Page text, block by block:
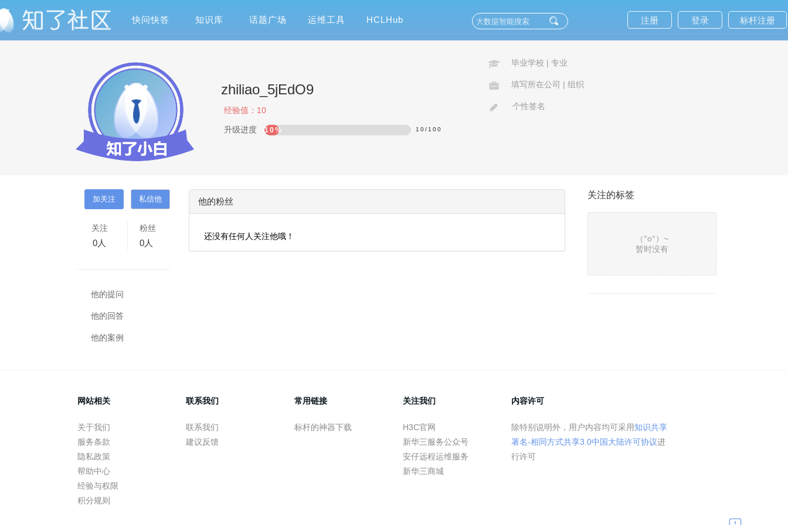
快问快答 知识库 话题广场 运维工具 HCLHub 标杆注册
登录
注册
zhiliao_5jEdO9
经验值： 10
升级进度 10% 10/ 100
毕业学校 | 专业
填写所在公司 | 组织
个性签名
关注
0人
粉丝
0人
他的提问
他的回答
他的案例
他的粉丝
还没有任何人关注他哦！
关注的标签
（°ο°）~
暂时没有
网站相关
关于我们
服务条款
隐私政策
帮助中心
经验与权限
积分规则
联系我们
联系我们
建议反馈
常用链接
标杆的神器下载
关注我们
H3C官网
新华三服务公众号
安仔远程运维服务
新华三商城
内容许可
除特别说明外，用户内容均可采用知识共享
署名-相同方式共享3.0中国大陆许可协议进
行许可